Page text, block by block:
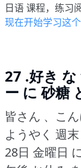
日语 课程，练习
现在开始学习这
27 .好き
ー に 砂糖
皆さん 、こ
ようやく 週末
28日 金曜日